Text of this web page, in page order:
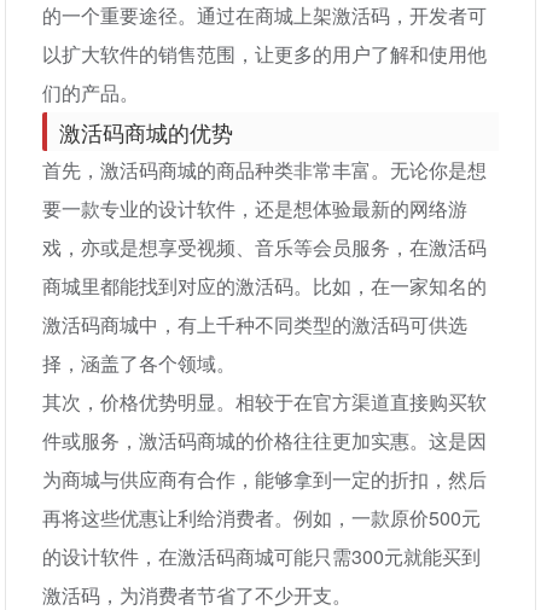
的一个重要途径。通过在商城上架激活码，开发者可
以扩大软件的销售范围，让更多的用户了解和使用他
们的产品。
激活码商城的优势
首先，激活码商城的商品种类非常丰富。无论你是想
要一款专业的设计软件，还是想体验最新的网络游
戏，亦或是想享受视频、音乐等会员服务，在激活码
商城里都能找到对应的激活码。比如，在一家知名的
激活码商城中，有上千种不同类型的激活码可供选
择，涵盖了各个领域。
其次，价格优势明显。相较于在官方渠道直接购买软
件或服务，激活码商城的价格往往更加实惠。这是因
为商城与供应商有合作，能够拿到一定的折扣，然后
再将这些优惠让利给消费者。例如，一款原价500元
的设计软件，在激活码商城可能只需300元就能买到
激活码，为消费者节省了不少开支。